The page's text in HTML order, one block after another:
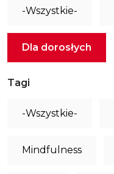
-Wszystkie-
Dla dorosłych
Tagi
-Wszystkie-
Mindfulness